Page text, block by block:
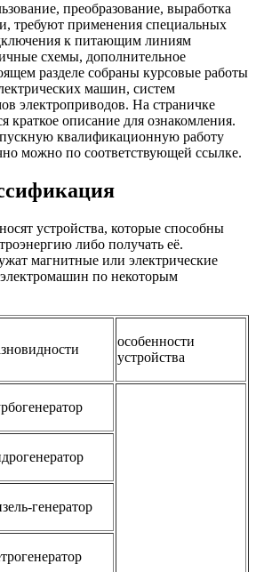
преобразование, выработка
требуют применения специальных
к питающим линиям
схемы, дополнительное
разделе собраны курсовые работы
машин, систем
электроприводов. На страничке
краткое описание для ознакомления.
квалификационную работу
можно по соответствующей ссылке.
устройства, которые способны
либо получать её.
магнитные или электрические
по некоторым
особенности
устройства
генератор